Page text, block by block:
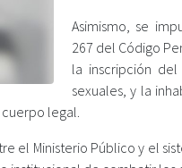
Asimismo, se
267 del Código
la inscripción
sexuales, y la
legal.
el Ministerio Público y el